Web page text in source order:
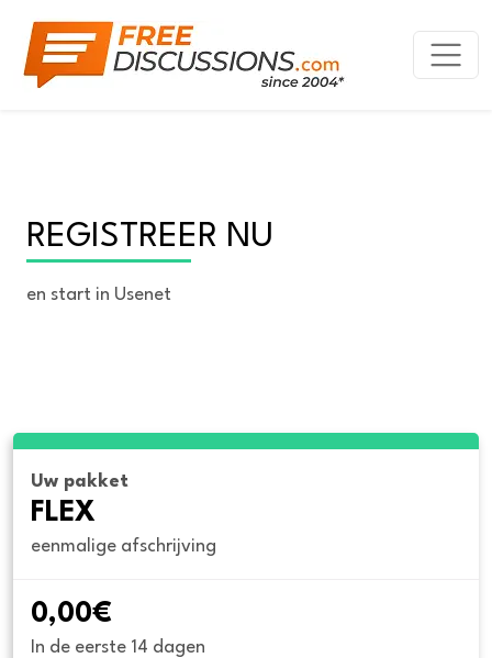
REGISTREER NU
en start in Usenet
Uw pakket
FLEX
eenmalige afschrijving
0,00€
In de eerste 14 dagen